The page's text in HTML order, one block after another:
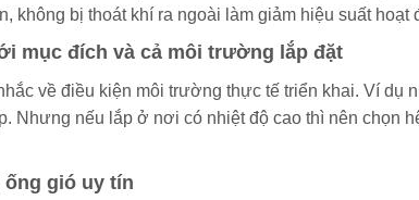
không bị thoát khí ra ngoài làm giảm hiệu suất hoạt
mục đích và cả môi trường lắp đặt
về điều kiện môi trường thực tế triển khai. Ví dụ
Nhưng nếu lắp ở nơi có nhiệt độ cao thì nên chọn
gió uy tín